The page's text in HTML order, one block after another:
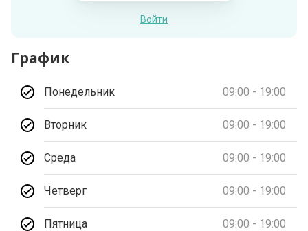
Войти
График
Понедельник 09:00 - 19:00
Вторник 09:00 - 19:00
Среда 09:00 - 19:00
Четверг 09:00 - 19:00
Пятница 09:00 - 19:00